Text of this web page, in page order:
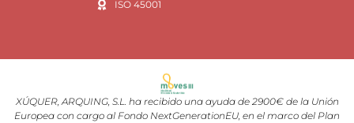
ISO 45001
XÚQUER, ARQUING, S.L. ha recibido una ayuda de 2900€ de la Unión
Europea con cargo al Fondo NextGenerationEU, en el marco del Plan